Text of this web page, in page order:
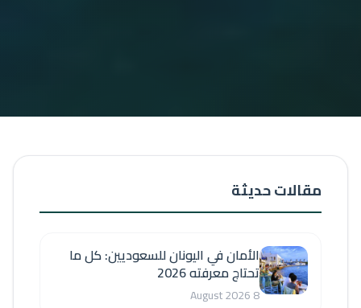
مقالات حديثة
الأمان في اليونان للسعوديين: كل ما
تحتاج معرفته 2026
8 August 2026